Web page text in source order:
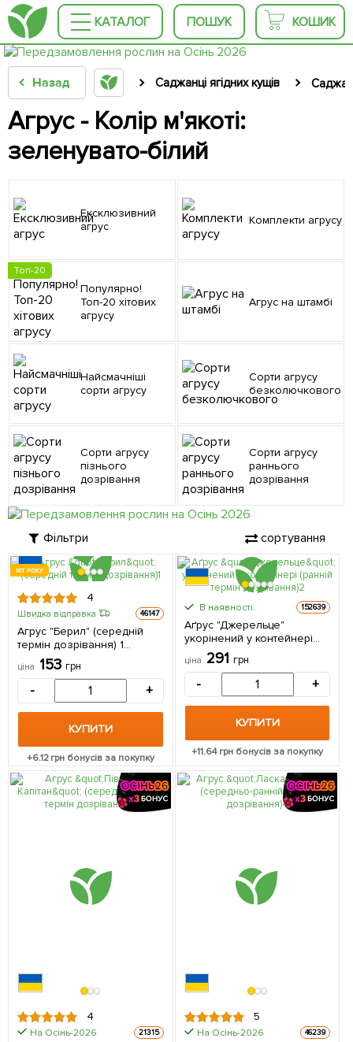
КАТАЛОГ ПОШУК КОШИК
Назад Саджанці ягідних кущів
Агрус - Колір м'якоті:
зеленувато-білий
Ексклюзивний
агрус
Комплекти агрусу
Топ-20
Популярно!
Топ-20 хітових
агрусу
Агрус на штамбі
Найсмачніші
сорти агрусу
Сорти агрусу
безколючкового
Сорти агрусу
пізнього
дозрівання
Сорти агрусу
раннього
дозрівання
Фільтри сортування
ХІТ РОКУ
4
Швидка відправка 46147
Агрус "Берил" (середній
термін дозрівання) 1
саджанець в упаковці
ціна 153 грн
- +
КУПИТИ
+6.12грн бонусів за покупку
В наявності. 152639
Аґрус "Джерельце"
укорінений у контейнері
(ранній термін дозрівання) 1
саджанець в упаковці
ціна 291 грн
- +
КУПИТИ
+11.64грн бонусів за покупку
4
На Осінь-2026 21315
5
На Осінь-2026 46239